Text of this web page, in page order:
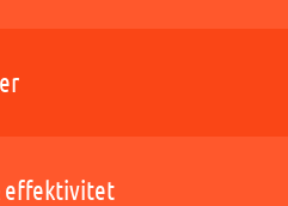
effektivitet